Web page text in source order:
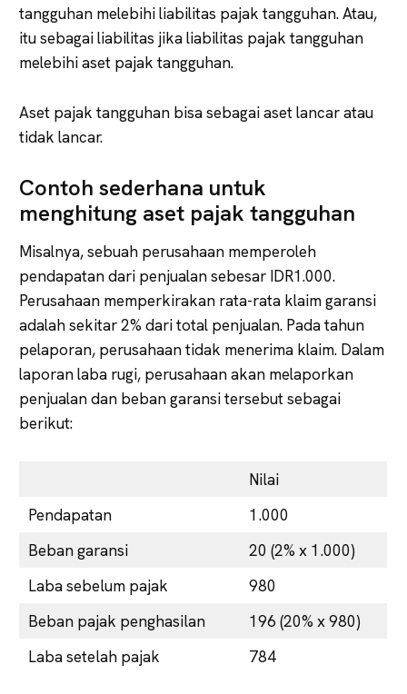
tangguhan melebihi liabilitas pajak tangguhan. Atau,
itu sebagai liabilitas jika liabilitas pajak tangguhan
melebihi aset pajak tangguhan.
Aset pajak tangguhan bisa sebagai aset lancar atau
tidak lancar.
Contoh sederhana untuk
menghitung aset pajak tangguhan
Misalnya, sebuah perusahaan memperoleh
pendapatan dari penjualan sebesar IDR1.000.
Perusahaan memperkirakan rata-rata klaim garansi
adalah sekitar 2% dari total penjualan. Pada tahun
pelaporan, perusahaan tidak menerima klaim. Dalam
laporan laba rugi, perusahaan akan melaporkan
penjualan dan beban garansi tersebut sebagai
berikut:
Nilai
Pendapatan
1.000
Beban garansi
20 (2% x 1.000)
Laba sebelum pajak
980
Beban pajak penghasilan
196 (20% x 980)
Laba setelah pajak
784